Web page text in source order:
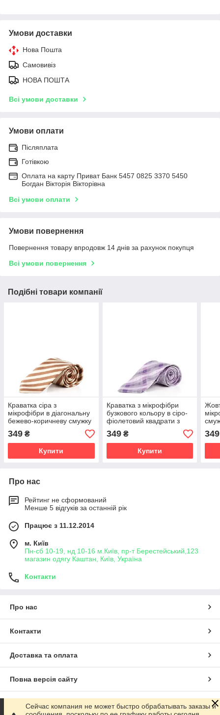
Умови доставки
Нова Пошта
Самовивіз
НОВА ПОШТА
Всі умови доставки
Умови оплати
Післяплата
Готівкою
Оплата на карту Приват Банк 5457 0825 3370 5450
Богдан Вікторія Вікторівна
Всі умови оплати
Умови повернення
Повернення товару впродовж 14 днів за рахунок покупця
Всі умови повернення
Подібні товари компанії
Краватка сіра з
мікрофібри в діагональну
бежево-коричневу смужку
349 ₴
Купити
Краватка з мікрофібри
бузкового кольору в сіро-
фіолетовий квадрати з
мікрофібри
349₴
Купити
349
Про нас
Рейтинг не сформований
Менше 5 відгуків за останній рік
Працює з 11.12.2014
м. Київ
Пн-сб 10-19, нд 10-16 м.Київ, пр-т Берестейський,123
магазин одягу Каштан, Київ, Україна
Контакти
Про нас
Контакти
Доставка та оплата
Повна версія сайту
Сайт створено на маркетплейсі Prom.ua
Сейчас компания не может быстро обрабатывать заказы и